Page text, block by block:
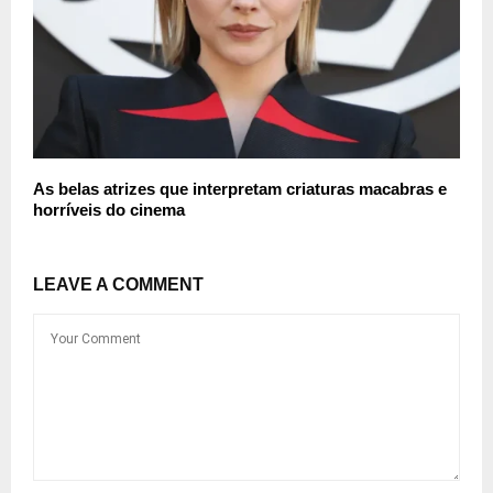
As belas atrizes que interpretam criaturas macabras e
horríveis do cinema
LEAVE A COMMENT